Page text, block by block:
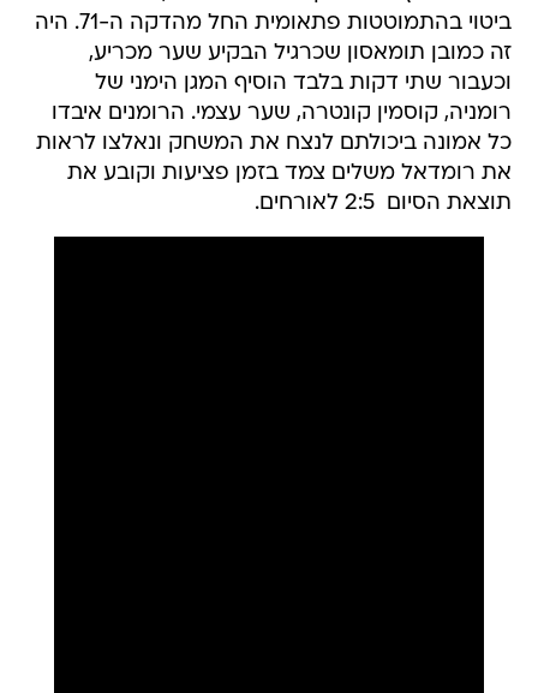
ביטוי בהתמוטטות פתאומית החל מהדקה ה-71. היה
זה כמובן תומאסון שכרגיל הבקיע שער מכריע,
וכעבור שתי דקות בלבד הוסיף המגן הימני של
רומניה, קוסמין קונטרה, שער עצמי. הרומנים איבדו
כל אמונה ביכולתם לנצח את המשחק ונאלצו לראות
את רומדאל משלים צמד בזמן פציעות וקובע את
תוצאת הסיום  2:5 לאורחים.